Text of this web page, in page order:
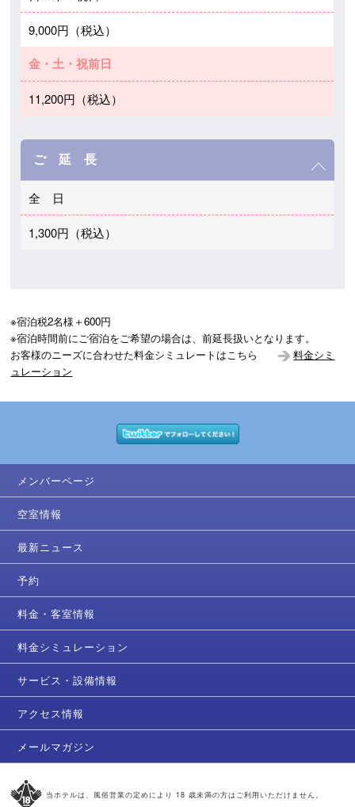
9,000円（税込）
金・土・祝前日
11,200円（税込）
ご 延 長
全 日
1,300円（税込）
※宿泊税2名様＋600円
※宿泊時間前にご宿泊をご希望の場合は、前延長扱いとなります。
お客様のニーズに合わせた料金シミュレートはこちら
料金シミ
ュレーション
メンバーページ
空室情報
最新ニュース
予約
料金・客室情報
料金シミュレーション
サービス・設備情報
アクセス情報
メールマガジン
当ホテルは、風俗営業の定めにより 18 歳未満の方はご利用いただけません。